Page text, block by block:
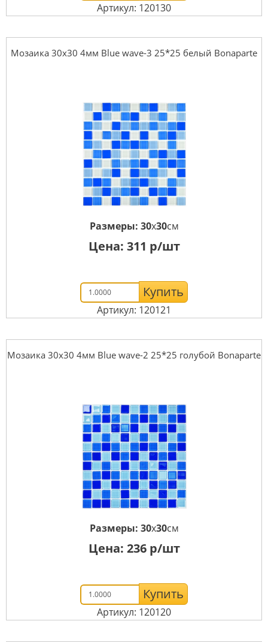
Артикул: 120130
Мозаика 30x30 4мм Blue wave-3 25*25 белый Bonaparte
Размеры: 30x30см
Цена: 311 р/шт
Купить
Артикул: 120121
Мозаика 30x30 4мм Blue wave-2 25*25 голубой Bonaparte
Размеры: 30x30см
Цена: 236р/шт
Купить
Артикул: 120120